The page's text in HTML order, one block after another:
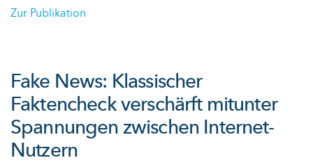
Zur Publikation
Fake News: Klassischer
Faktencheck verschärft mitunter
Spannungen zwischen Internet-
Nutzern